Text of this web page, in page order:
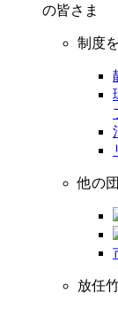
の皆さま
制度
他の
放任